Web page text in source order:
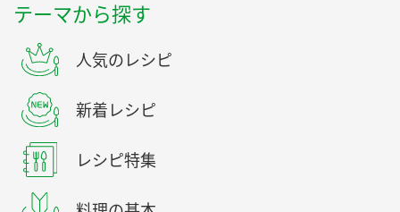
テーマから探す
人気のレシピ
新着レシピ
レシピ特集